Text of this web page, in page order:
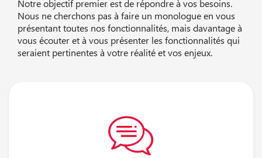
Notre objectif premier est de répondre à vos besoins.
Nous ne cherchons pas à faire un monologue en vous
présentant toutes nos fonctionnalités, mais davantage à
vous écouter et à vous présenter les fonctionnalités qui
seraient pertinentes à votre réalité et vos enjeux.